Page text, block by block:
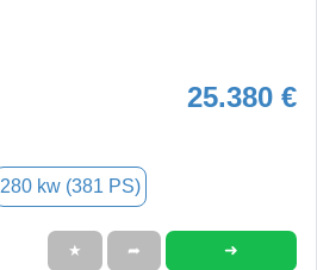
25.380 €
280 kw (381 PS)
★ ➦ ➜